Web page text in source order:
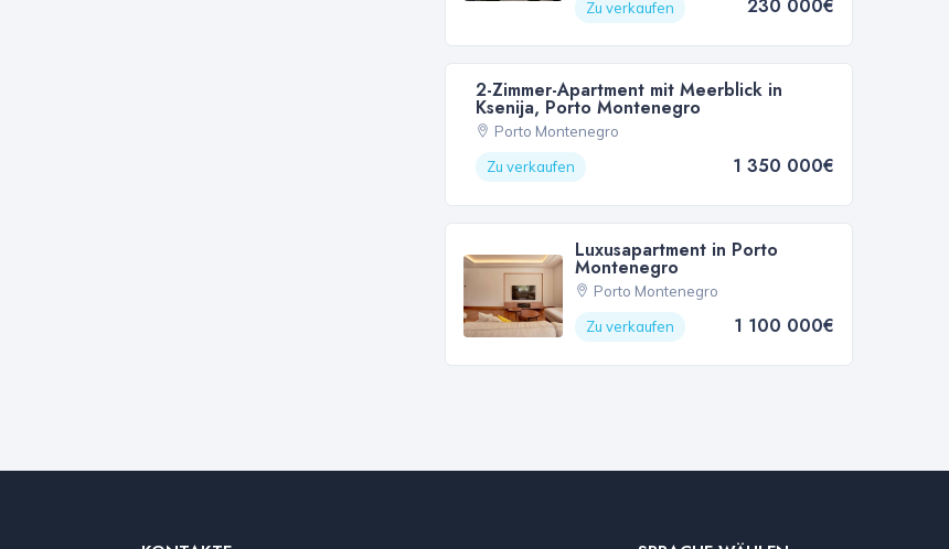
Zu verkaufen
230 000€
2-Zimmer-Apartment mit Meerblick in
Ksenija, Porto Montenegro
Porto Montenegro
Zu verkaufen
1 350 000€
Luxusapartment in Porto
Montenegro
Porto Montenegro
Zu verkaufen
1 100 000€